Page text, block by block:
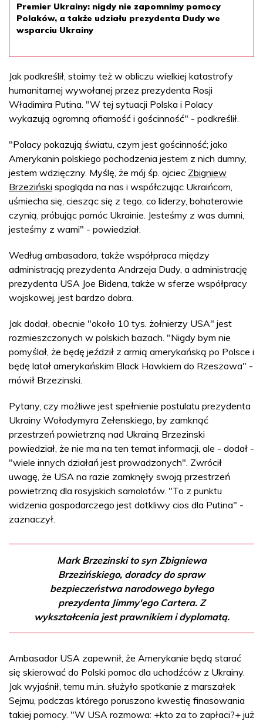
Premier Ukrainy: nigdy nie zapomnimy pomocy
Polaków, a także udziału prezydenta Dudy we
wsparciu Ukrainy
Jak podkreślił, stoimy też w obliczu wielkiej katastrofy
humanitarnej wywołanej przez prezydenta Rosji
Władimira Putina. "W tej sytuacji Polska i Polacy
wykazują ogromną ofiarność i gościnność" - podkreślił.
"Polacy pokazują światu, czym jest gościnność; jako
Amerykanin polskiego pochodzenia jestem z nich dumny,
jestem wdzięczny. Myślę, że mój śp. ojciec Zbigniew
Brzeziński spogląda na nas i współczując Ukraińcom,
uśmiecha się, ciesząc się z tego, co liderzy, bohaterowie
czynią, próbując pomóc Ukrainie. Jesteśmy z was dumni,
jesteśmy z wami" - powiedział.
Według ambasadora, także współpraca między
administracją prezydenta Andrzeja Dudy, a administrację
prezydenta USA Joe Bidena, także w sferze współpracy
wojskowej, jest bardzo dobra.
Jak dodał, obecnie "około 10 tys. żołnierzy USA" jest
rozmieszczonych w polskich bazach. "Nigdy bym nie
pomyślał, że będę jeździł z armią amerykańską po Polsce i
będę latał amerykańskim Black Hawkiem do Rzeszowa" -
mówił Brzezinski.
Pytany, czy możliwe jest spełnienie postulatu prezydenta
Ukrainy Wołodymyra Zełenskiego, by zamknąć
przestrzeń powietrzną nad Ukrainą Brzezinski
powiedział, że nie ma na ten temat informacji, ale - dodał -
"wiele innych działań jest prowadzonych". Zwrócił
uwagę, że USA na razie zamknęły swoją przestrzeń
powietrzną dla rosyjskich samolotów. "To z punktu
widzenia gospodarczego jest dotkliwy cios dla Putina" -
zaznaczył.
Mark Brzezinski to syn Zbigniewa
Brzezińskiego, doradcy do spraw
bezpieczeństwa narodowego byłego
prezydenta Jimmy'ego Cartera. Z
wykształcenia jest prawnikiem i dyplomatą.
Ambasador USA zapewnił, że Amerykanie będą starać
się skierować do Polski pomoc dla uchodźców z Ukrainy.
Jak wyjaśnił, temu m.in. służyło spotkanie z marszałek
Sejmu, podczas którego poruszono kwestię finasowania
takiej pomocy. "W USA rozmowa: +kto za to zapłaci?+ już